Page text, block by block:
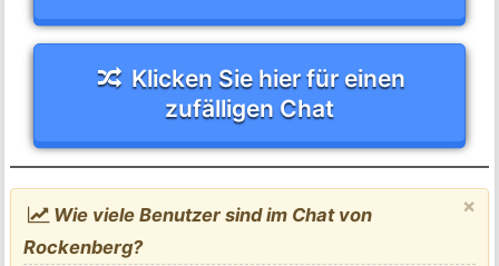
Klicken Sie hier für einen
zufälligen Chat
×
Wie viele Benutzer sind im Chat von
Rockenberg?